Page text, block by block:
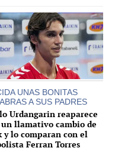
UNAS BONITAS
A SUS PADRES
Urdangarin reaparece
llamativo cambio de
y lo comparan con el
Ferran Torres